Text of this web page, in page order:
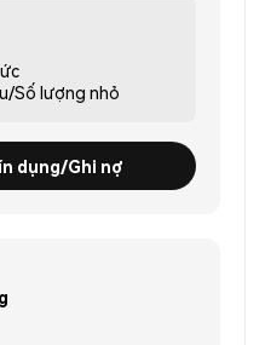
Số lượng nhỏ
dụng/Ghi nợ